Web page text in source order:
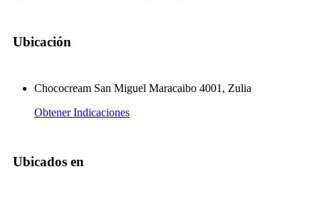
Ubicación
Chococream San Miguel Maracaibo 4001, Zulia
Obtener Indicaciones
Ubicados en